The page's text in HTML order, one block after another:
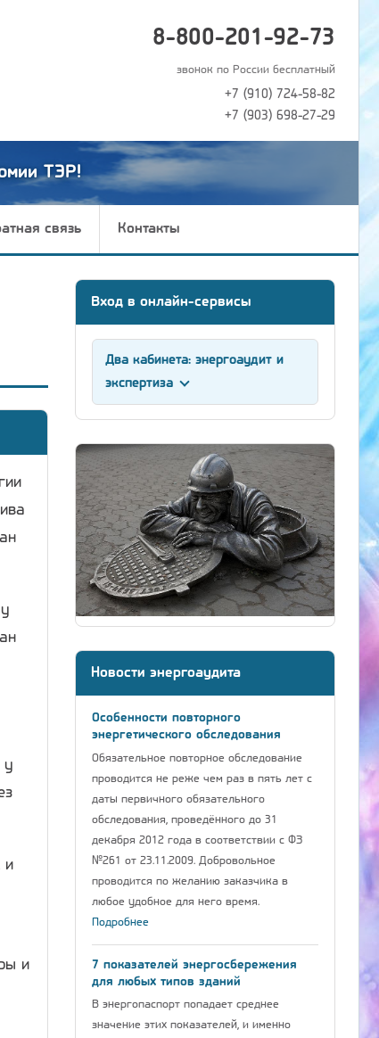
8-800-201-92-73
звонок по России бесплатный
+7 (910) 724-58-82
+7 (903) 698-27-29
ТЭР!
связь Контакты
у
и
и
Вход в онлайн-сервисы
Два кабинета: энергоаудит и
экспертиза
Новости энергоаудита
Особенности повторного
энергетического обследования
Обязательное повторное обследование
проводится не реже чем раз в пять лет с
даты первичного обязательного
обследования, проведённого до 31
декабря 2012 года в соответствии с ФЗ
№261 от 23.11.2009. Добровольное
проводится по желанию заказчика в
любое удобное для него время.
Подробнее
7 показателей энергосбережения
для любых типов зданий
В энергопаспорт попадает среднее
значение этих показателей, и именно